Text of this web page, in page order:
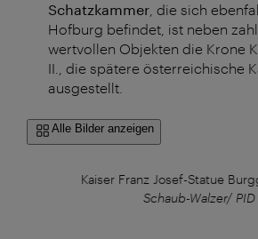
Schatzkammer , die sich
Hofburg befindet, ist neben
wertvollen Objekten die Krone
II., die spätere österreichische
ausgestellt.
Alle Bilder anzeigen
Kaiser Franz Josef-Statue
Schaub-Walzer/ PID